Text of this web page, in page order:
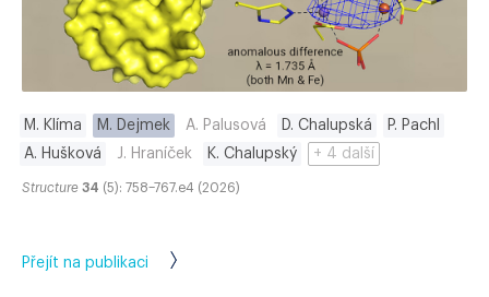
M. Klíma M. Dejmek A. Palusová D. Chalupská
P. Pachl
A. Hušková
J. Hraníček K. Chalupský + 4 další
Structure 34 (5): 758–767.e4 (2026)
Přejít na publikaci